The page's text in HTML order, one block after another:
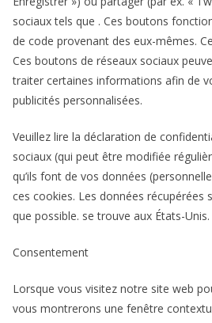
sociaux tels que . Ces boutons
de code provenant des eux-mêmes.
Ces boutons de réseaux sociaux
traiter certaines informations afin de
publicités personnalisées.
Veuillez lire la déclaration de
sociaux (qui peut être modifiée
qu’ils font de vos données
ces cookies. Les données récupérées
que possible. se trouve aux États-Unis.
Consentement
Lorsque vous visitez notre site web
vous montrerons une fenêtre